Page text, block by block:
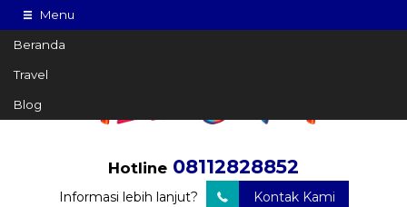
Menu
Beranda
Travel
Blog
Hotline 08112828852
Informasi lebih lanjut? Kontak Kami